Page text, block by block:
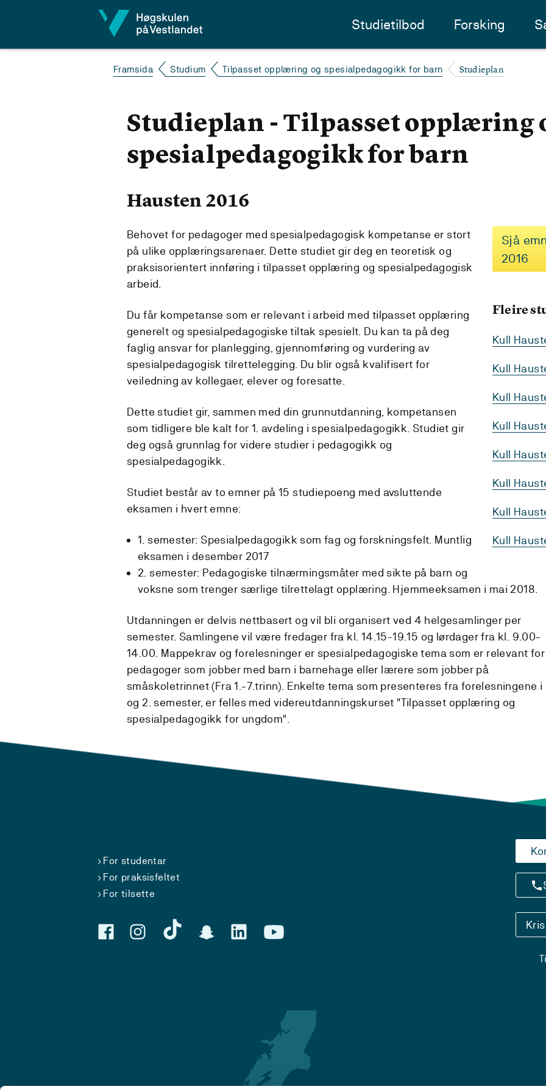
Studietilbod Forsking
Framsida Studium Tilpasset opplæring og spesialpedagogikk for barn Studieplan
Studieplan - Tilpasset opplæring
spesialpedagogikk for barn
Hausten 2016
Sjå
2016
Fleire
Kull
Kull
Kull
Kull
Kull
Kull
Kull
Kull
Behovet for pedagoger med spesialpedagogisk kompetanse er stort
på ulike opplæringsarenaer. Dette studiet gir deg en teoretisk og
praksisorientert innføring i tilpasset opplæring og spesialpedagogisk
arbeid.
Du får kompetanse som er relevant i arbeid med tilpasset opplæring
generelt og spesialpedagogiske tiltak spesielt. Du kan ta på deg
faglig ansvar for planlegging, gjennomføring og vurdering av
spesialpedagogisk tilrettelegging. Du blir også kvalifisert for
veiledning av kollegaer, elever og foresatte.
Dette studiet gir, sammen med din grunnutdanning, kompetansen
som tidligere ble kalt for 1. avdeling i spesialpedagogikk. Studiet gir
deg også grunnlag for videre studier i pedagogikk og
spesialpedagogikk.
Studiet består av to emner på 15 studiepoeng med avsluttende
eksamen i hvert emne:
1. semester: Spesialpedagogikk som fag og forskningsfelt. Muntlig
eksamen i desember 2017
2. semester: Pedagogiske tilnærmingsmåter med sikte på barn og
voksne som trenger særlige tilrettelagt opplæring. Hjemmeeksamen i mai 2018.
Utdanningen er delvis nettbasert og vil bli organisert ved 4 helgesamlinger per
semester. Samlingene vil være fredager fra kl. 14.15-19.15 og lørdager fra kl. 9.00-
14.00. Mappekrav og forelesninger er spesialpedagogiske tema som er relevant for
pedagoger som jobber med barn i barnehage eller lærere som jobber på
småskoletrinnet (Fra 1.-7.trinn). Enkelte tema som presenteres fra forelesningene i
og 2. semester, er felles med videreutdanningskurset "Tilpasset opplæring og
spesialpedagogikk for ungdom".
For studentar
For praksisfeltet
For tilsette